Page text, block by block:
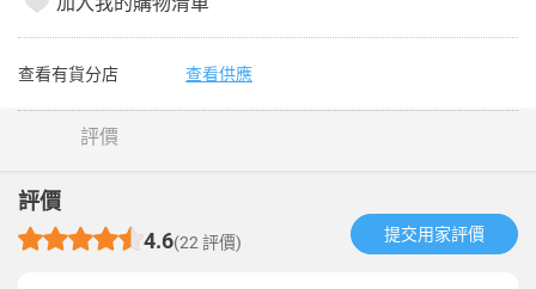
查看有貨分店 查看供應
評價
評價
4.6(22 評價) 提交用家評價​